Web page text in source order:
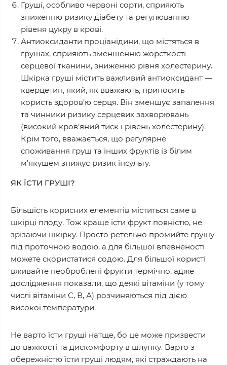
Груші, особливо червоні сорти, сприяють
зниженню ризику діабету та регулюванню
рівеня цукру в крові.
Антиоксиданти проціанідини, що містяться в
грушах, сприяють зменшенню жорсткості
серцевої тканини, зниженню рівня холестерину.
Шкірка груші містить важливий антиоксидант —
кверцетин, який, як вважають, приносить
користь здоров’ю серця. Він зменшує запалення
та чинники ризику серцевих захворювань
(високий кров’яний тиск і рівень холестерину).
Крім того, вважається, що регулярне
споживання груш та інших фруктів із білим
м’якушем знижує ризик інсульту.
ЯК ЇСТИ ГРУШІ?
Більшість корисних елементів міститься саме в
шкірці плоду. Тож краще їсти фрукт повністю, не
зрізаючи шкірку. Просто ретельно промийте грушу
під проточною водою, а для більшої впевненості
можете скористатися содою. Для більшої користі
вживайте необроблені фрукти термічно, адже
дослідження показали, що деякі вітаміни (у тому
числі вітаміни С, В, А) розчиняються під дією
високої температури.
Не варто їсти груші натще, бо це може призвести
до важкості та дискомфорту в шлунку. Варто з
обережністю їсти груші людям, які страждають на